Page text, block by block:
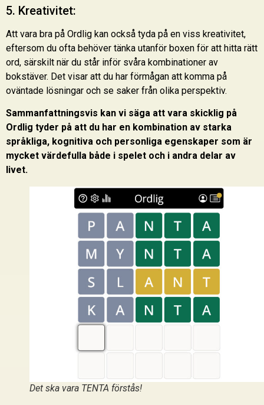
5. Kreativitet:
Att vara bra på Ordlig kan också tyda på en viss kreativitet,
eftersom du ofta behöver tänka utanför boxen för att hitta rätt
ord, särskilt när du står inför svåra kombinationer av
bokstäver. Det visar att du har förmågan att komma på
oväntade lösningar och se saker från olika perspektiv.
Sammanfattningsvis kan vi säga att vara skicklig på
Ordlig tyder på att du har en kombination av starka
språkliga, kognitiva och personliga egenskaper som är
mycket värdefulla både i spelet och i andra delar av
livet.
Det ska vara TENTA förstås!